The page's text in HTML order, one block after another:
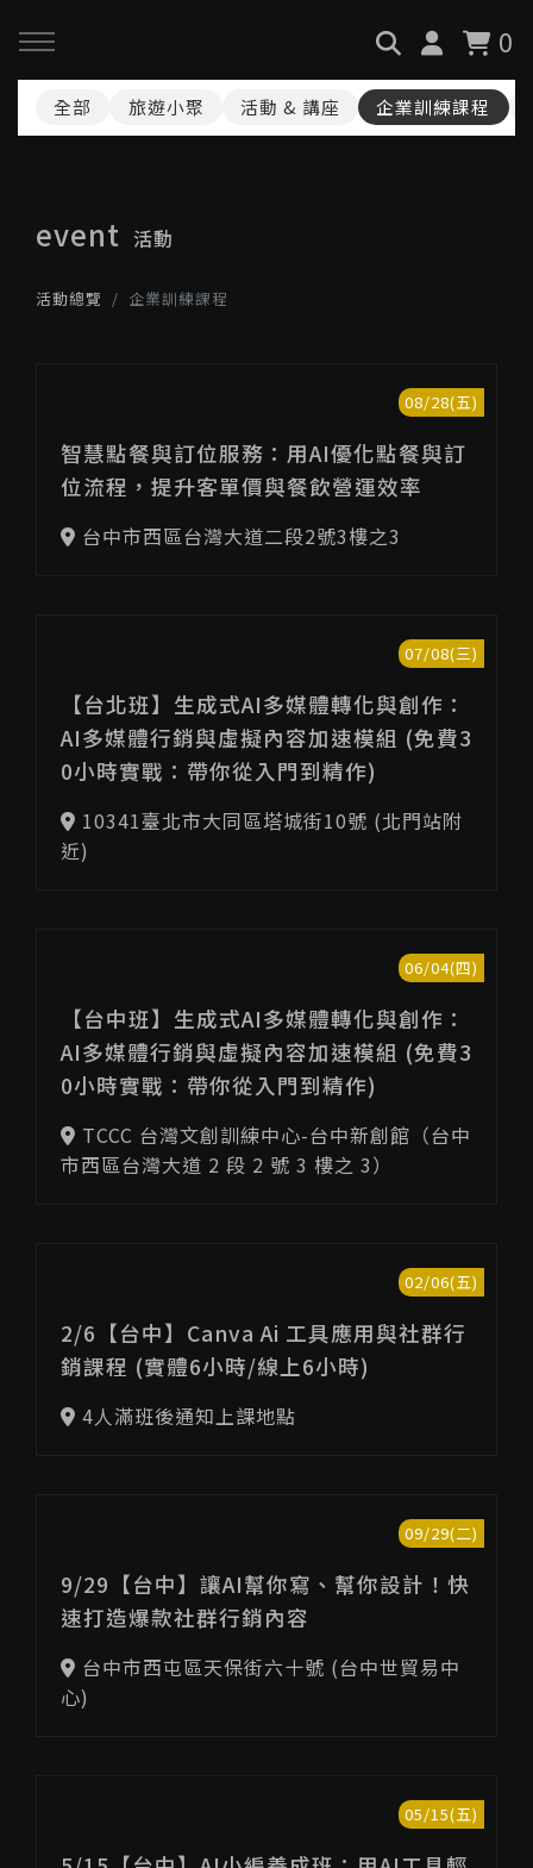
0
回主選單
最新消息
執行實績
回主選單
AiGC學院
回主選單
小型人力提升計畫申請
創業顧問免費諮詢申請
全部 旅遊小聚 活動 & 講座 企業訓練課程
event 活動
活動總覽 企業訓練課程
08/28(五)
智慧點餐與訂位服務：用AI優化點餐與訂
位流程，提升客單價與餐飲營運效率
台中市西區台灣大道二段2號3樓之3
07/08(三)
【台北班】生成式AI多媒體轉化與創作：
AI多媒體行銷與虛擬內容加速模組 (免費3
0小時實戰：帶你從入門到精作)
10341臺北市大同區塔城街10號 (北門站附
近)
06/04(四)
【台中班】生成式AI多媒體轉化與創作：
AI多媒體行銷與虛擬內容加速模組 (免費3
0小時實戰：帶你從入門到精作)
TCCC 台灣文創訓練中心-台中新創館（台中
市西區台灣大道 2 段 2 號 3 樓之 3）
02/06(五)
2/6【台中】Canva Ai 工具應用與社群行
銷課程 (實體6小時/線上6小時)
4人滿班後通知上課地點
09/29(二)
9/29【台中】讓AI幫你寫、幫你設計！快
速打造爆款社群行銷內容
台中市西屯區天保街六十號 (台中世貿易中
心)
05/15(五)